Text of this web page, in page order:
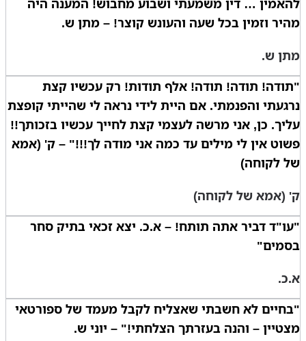
להאמין … דין משמעתי ושבוע מחבוש! המענה היה
מהיר וזמין בכל שעה והעונש קוצר! – מתן ש.
מתן ש.
"תודה! תודה! תודה! אלף תודות! רק עכשיו קצת
נרגעתי והפנמתי. אם היית לידי נראה לי שהייתי קופצת
עליך. כן, אני מרשה לעצמי קצת לחייך עכשיו בזכותך!!
פשוט אין לי מילים עד כמה אני מודה לך!!!" – ק' (אמא
של לקוחה)
ק' (אמא של לקוחה)
"עו"ד דביר אתה תותח! – א.כ. יצא זכאי בתיק סחר
בסמים"
א.כ.
"בחיים לא חשבתי שאצליח לקבל מעמד של ספורטאי
מצטיין – והנה בעזרתך הצלחתי!" – יוני ש.